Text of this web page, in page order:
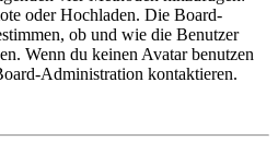
oder Hochladen. Die Board-
ob und wie die Benutzer
Wenn du keinen Avatar benutzen
Administration kontaktieren.